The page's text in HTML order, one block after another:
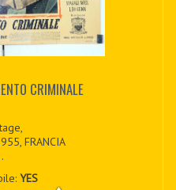
CRIMINALE
FRANCIA
YES